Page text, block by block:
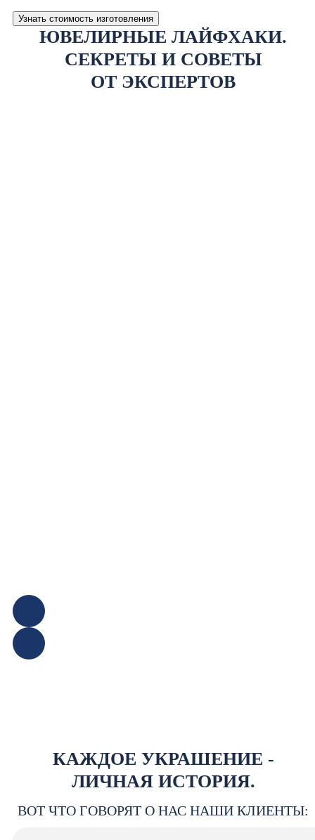
Узнать стоимость изготовления
ЮВЕЛИРНЫЕ ЛАЙФХАКИ.
СЕКРЕТЫ И СОВЕТЫ
ОТ ЭКСПЕРТОВ
КАЖДОЕ УКРАШЕНИЕ -
ЛИЧНАЯ ИСТОРИЯ.
ВОТ ЧТО ГОВОРЯТ О НАС НАШИ КЛИЕНТЫ: